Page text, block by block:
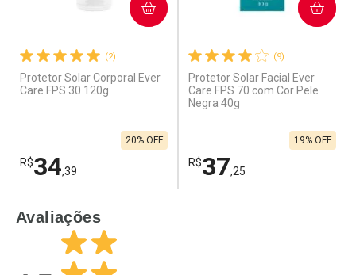
Ativar Desconto
Comprar sem Desconto
Ativar Desconto
Comprar sem Desconto
Comprar sem Desconto
(2)
Protetor Solar Corporal Ever
Care FPS 30 120g
R$34,39
20% OFF
COMPRAR
Laboratório
Por Menos
(9)
Protetor Solar Facial Ever
Care FPS 70 com Cor Pele
Negra 40g
R$37,25
19% OFF
COMPRAR
Avaliações